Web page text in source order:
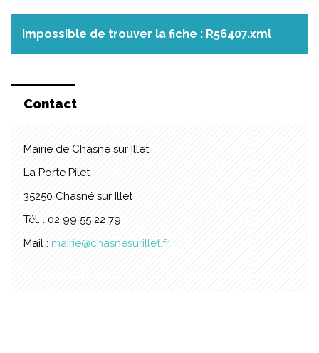
Impossible de trouver la fiche : R56407.xml
Contact
Mairie de Chasné sur Illet
La Porte Pilet
35250 Chasné sur Illet
Tél. : 02 99 55 22 79
Mail : mairie@chasnesurillet.fr